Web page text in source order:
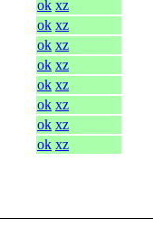
ok xz
ok xz
ok xz
ok xz
ok xz
ok xz
ok xz
ok xz